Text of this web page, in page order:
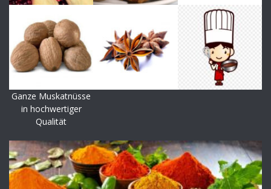
Ganze Muskatnüsse
in hochwertiger
Qualität